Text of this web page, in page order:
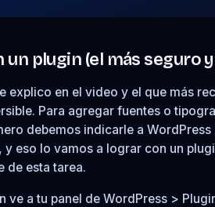
un plugin (el más seguro
explico en el video y el que más
Para agregar fuentes o
debemos indicarle a
eso lo vamos a lograr con un
de esta tarea.
ve a tu panel de WordPress >